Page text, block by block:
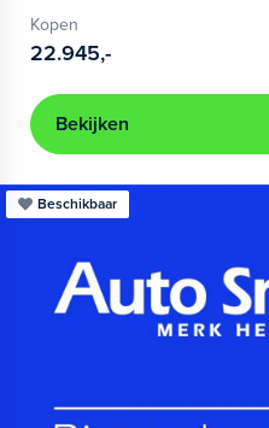
Kopen
22.945,-
Bekijken
Beschikbaar